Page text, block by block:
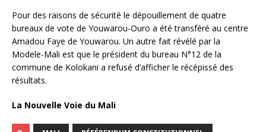
Pour des raisons de sécurité le dépouillement de quatre
bureaux de vote de Youwarou-Ouro a été transféré au centre
Amadou Faye de Youwarou. Un autre fait révélé par la
Modele-Mali est que le président du bureau N°12 de la
commune de Kolokani a refusé d’afficher le récépissé des
résultats.
La Nouvelle Voie du Mali